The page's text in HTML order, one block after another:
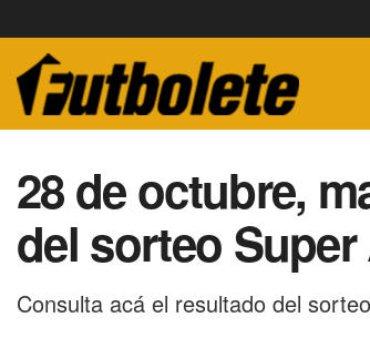
28 de octubre,
del sorteo
Consulta acá el resultado del